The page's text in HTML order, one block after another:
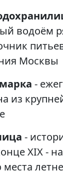
водоём
Москвы
-
из
-
XIX -